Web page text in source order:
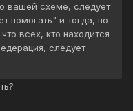
вашей схеме, следует
помогать" и тогда, по
всех, кто находится
следует